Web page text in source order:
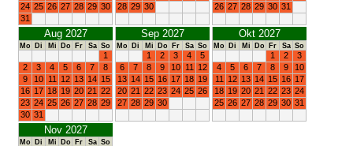
24 25 26 27 28 29 30
31
28 29 30
26 27 28 29 30 31
Aug 2027
Mo Di Mi Do Fr Sa So
1
2
3 4 5 6 7
8
9
10 11 12 13 14 15
16 17 18 19 20 21 22
23 24 25 26 27 28 29
30 31
Sep 2027
Mo Di Mi Do Fr Sa So
1 2 3 4
5
6
7 8 9 10 11
12
13 14 15 16 17 18 19
20 21 22 23 24 25 26
27 28 29 30
Okt 2027
Mo Di Mi Do Fr Sa So
1 2
3
4
5 6 7 8 9
10
11
12 13 14 15 16 17
18 19 20 21 22 23 24
25 26 27 28 29 30 31
Nov 2027
Mo Di Mi Do Fr Sa So